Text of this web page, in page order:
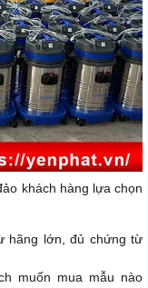
khách hàng lựa chọn
hãng lớn, đủ chứng từ
muốn mua mẫu nào